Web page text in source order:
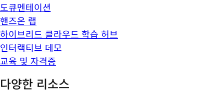
도큐멘테이션
핸즈온 랩
하이브리드 클라우드 학습 허브
인터랙티브 데모
교육 및 자격증
다양한 리소스